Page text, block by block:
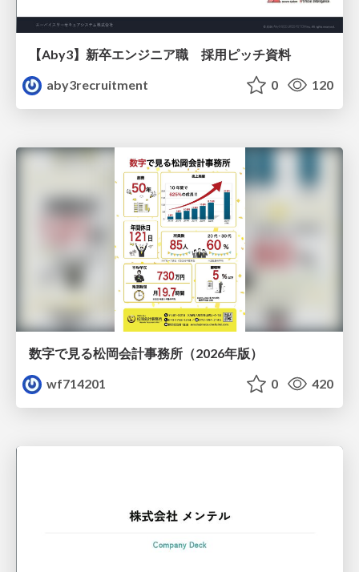
【Aby3】新卒エンジニア職 採用ピッチ資料
aby3recruitment
0 120
数字で見る松岡会計事務所（2026年版）
wf714201
0 420